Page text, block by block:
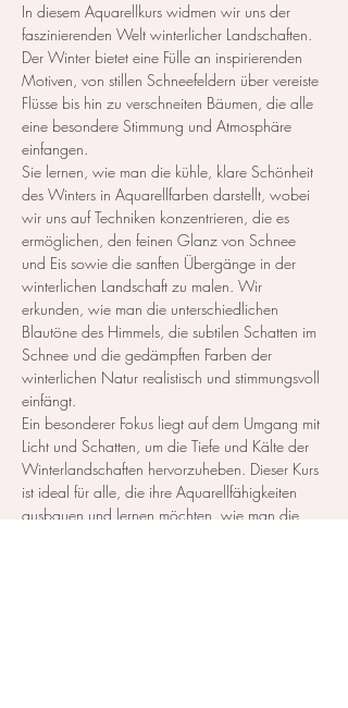
In diesem Aquarellkurs widmen wir uns der
faszinierenden Welt winterlicher Landschaften.
Der Winter bietet eine Fülle an inspirierenden
Motiven, von stillen Schneefeldern über vereiste
Flüsse bis hin zu verschneiten Bäumen, die alle
eine besondere Stimmung und Atmosphäre
einfangen.
Sie lernen, wie man die kühle, klare Schönheit
des Winters in Aquarellfarben darstellt, wobei
wir uns auf Techniken konzentrieren, die es
ermöglichen, den feinen Glanz von Schnee
und Eis sowie die sanften Übergänge in der
winterlichen Landschaft zu malen. Wir
erkunden, wie man die unterschiedlichen
Blautöne des Himmels, die subtilen Schatten im
Schnee und die gedämpften Farben der
winterlichen Natur realistisch und stimmungsvoll
einfängt.
Ein besonderer Fokus liegt auf dem Umgang mit
Licht und Schatten, um die Tiefe und Kälte der
Winterlandschaften hervorzuheben. Dieser Kurs
ist ideal für alle, die ihre Aquarellfähigkeiten
ausbauen und lernen möchten, wie man die